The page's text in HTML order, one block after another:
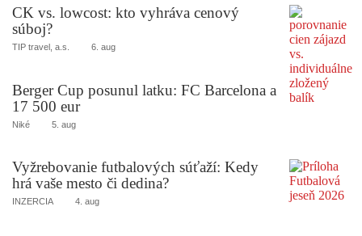
CK vs. lowcost: kto vyhráva cenový
súboj?
TIP travel, a.s. 6. aug
Berger Cup posunul latku: FC Barcelona a
17 500 eur
Niké 5. aug
Vyžrebovanie futbalových súťaží: Kedy
hrá vaše mesto či dedina?
INZERCIA 4. aug